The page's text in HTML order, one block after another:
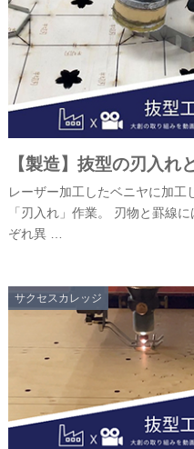
【製造】抜型の刃入れ
レーザー加工したベニヤに加工
「刃入れ」作業。 刃物と罫線
ぞれ異 …
サクセスカレッジ